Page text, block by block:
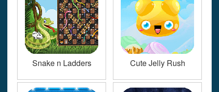
Snake n Ladders Cute Jelly Rush